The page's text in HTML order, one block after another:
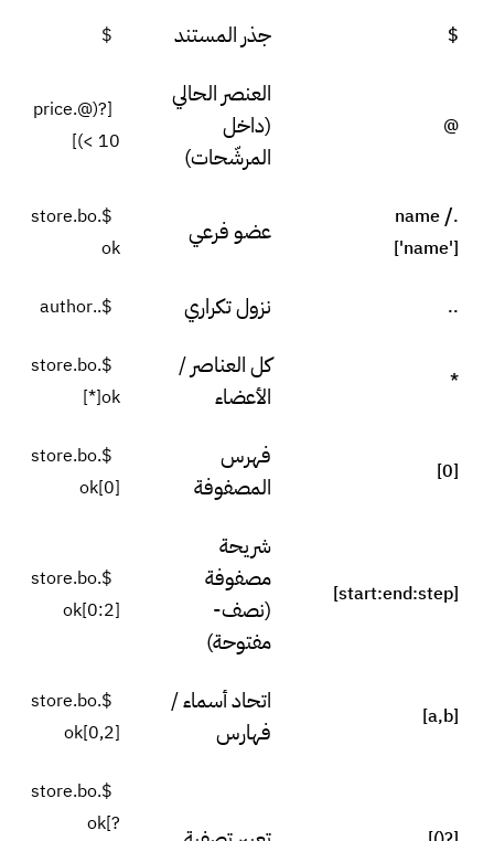
$ جذر المستند $
@
العنصر الحالي
(داخل
المرشّحات)
[?(@.price
< 10)]
.name
/
['name']
عضو فرعي
$.store.bo
ok
.. نزول تكراري $..author
*
كل العناصر /
الأعضاء
$.store.bo
ok[*]
[0]
فهرس
المصفوفة
$.store.bo
ok[0]
[start:end:step]
شريحة
مصفوفة
(نصف-
مفتوحة)
$.store.bo
ok[0:2]
[a,b]
اتحاد أسماء /
فهارس
$.store.bo
ok[0,2]
$.store.bo
ok[?